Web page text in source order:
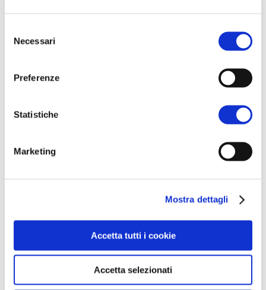
delNecessari
Preferenze
Statistiche
Marketing
Mostra dettagli
Accetta tutti i cookie
Accetta selezionati
GNL russo, da attuarsi in due fasi con la
piena applicazione dal 1° gennaio 2027.
l'accesso alla Openlogs.TV.
Clicca sul pulsante qui in basso se sei